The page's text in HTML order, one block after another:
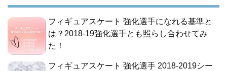
フィギュアスケート 強化選手になれる基準と
は？2018-19強化選手とも照らし合わせてみ
た！
フィギュアスケート 強化選手 2018-2019シー